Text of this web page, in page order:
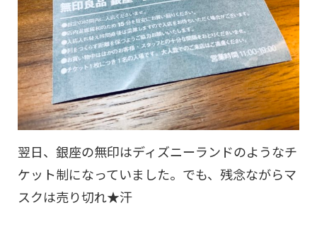
翌日、銀座の無印はディズニーランドのようなチ
ケット制になっていました。でも、残念ながらマ
スクは売り切れ★汗